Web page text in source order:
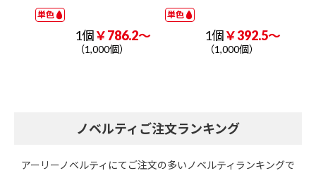
単色
1個￥392.5～
（1,000個）
2L（印刷タイプ）
1個￥1225.0～
ノベルティご注文ランキング
アーリーノベルティにてご注文の多いノベルティランキングで